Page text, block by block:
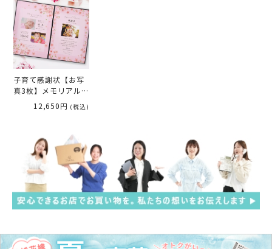
子育て感謝状【お写
真3枚】メモリアルブ
ラウン「サクラ」
12,650円 (税込)